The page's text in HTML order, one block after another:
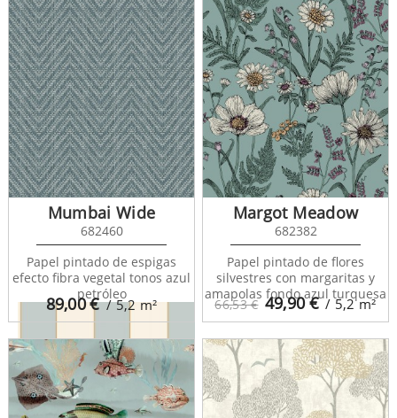
Golden Age 101070217
89,00€ / 5,2m²
Mumbai Wide
682460
Papel pintado de espigas
efecto fibra vegetal tonos azul
petróleo
66,53 € 49,90€ / 5,2m²
Margot Meadow
682382
Papel pintado de flores
silvestres con margaritas y
amapolas fondo azul turquesa